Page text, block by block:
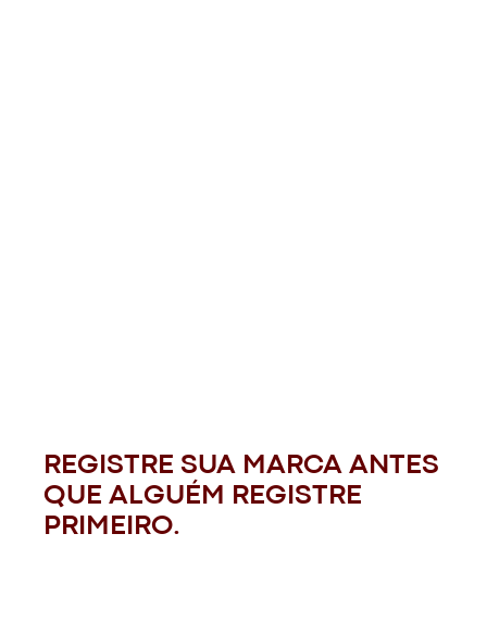
REGISTRE SUA MARCA ANTES
QUE ALGUÉM REGISTRE
PRIMEIRO.